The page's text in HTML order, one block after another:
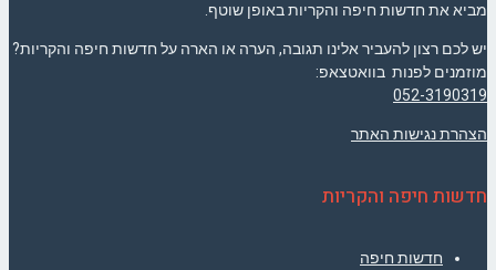
מביא את חדשות חיפה והקריות באופן שוטף.
יש לכם רצון להעביר אלינו תגובה, הערה או הארה על חדשות חיפה והקריות?
מוזמנים לפנות בוואטצאפ:
052-3190319
הצהרת נגישות האתר
חדשות חיפה והקריות
חדשות חיפה